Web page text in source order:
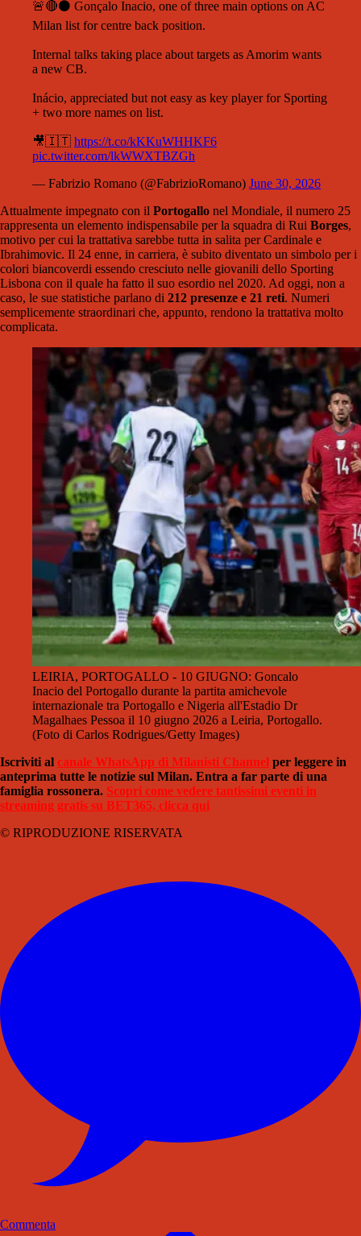
🚨🔴⚫️ Gonçalo Inacio, one of three main options on AC
Milan list for centre back position.
Internal talks taking place about targets as Amorim wants
a new CB.
Inácio, appreciated but not easy as key player for Sporting
+ two more names on list.
🎥🇮🇹 https://t.co/kKKuWHHKF6
pic.twitter.com/lkWWXTBZGh
— Fabrizio Romano (@FabrizioRomano) June 30, 2026
Attualmente impegnato con il Portogallo nel Mondiale, il numero 25
rappresenta un elemento indispensabile per la squadra di Rui Borges,
motivo per cui la trattativa sarebbe tutta in salita per Cardinale e
Ibrahimovic. Il 24 enne, in carriera, è subito diventato un simbolo per i
colori biancoverdi essendo cresciuto nelle giovanili dello Sporting
Lisbona con il quale ha fatto il suo esordio nel 2020. Ad oggi, non a
caso, le sue statistiche parlano di 212 presenze e 21 reti. Numeri
semplicemente straordinari che, appunto, rendono la trattativa molto
complicata.
LEIRIA, PORTOGALLO - 10 GIUGNO: Goncalo
Inacio del Portogallo durante la partita amichevole
internazionale tra Portogallo e Nigeria all'Estadio Dr
Magalhaes Pessoa il 10 giugno 2026 a Leiria, Portogallo.
(Foto di Carlos Rodrigues/Getty Images)
Iscriviti al canale WhatsApp di Milanisti Channel per leggere in
anteprima tutte le notizie sul Milan. Entra a far parte di una
famiglia rossonera. Scopri come vedere tantissimi eventi in
streaming gratis su BET365, clicca qui
© RIPRODUZIONE RISERVATA
Commenta